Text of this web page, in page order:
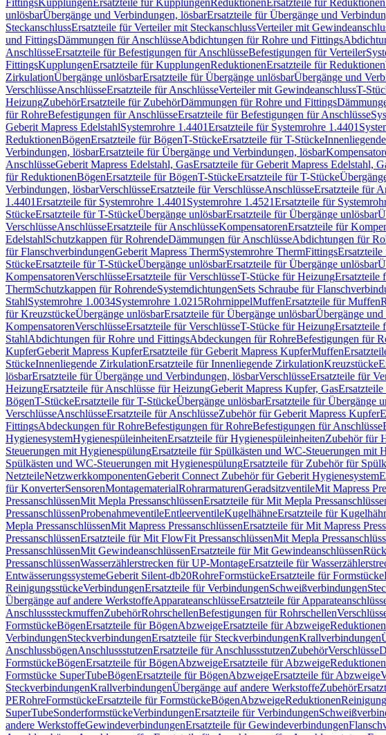
FittingsKupplungenErsatzteile für KupplungenReduktionenErsatzteile für Reduktionen
unlösbarÜbergänge und Verbindungen, lösbarErsatzteile für Übergänge und
SteckanschlussErsatzteile für Verteiler mit SteckanschlussVerteiler mit
und FittingsDämmungen für AnschlüsseAbdichtungen für Rohre und Fittings
AnschlüsseErsatzteile für Befestigungen für AnschlüsseBefestigungen für Verteiler
FittingsKupplungenErsatzteile für KupplungenReduktionenErsatzteile für Reduktionen
ZirkulationÜbergänge unlösbarErsatzteile für Übergänge unlösbarÜbergänge und
VerschlüsseAnschlüsseErsatzteile für AnschlüsseVerteiler mit GewindeanschlussT-
HeizungZubehörErsatzteile für ZubehörDämmungen für Rohre und Fittings
für RohreBefestigungen für AnschlüsseErsatzteile für Befestigungen für Anschlüsse
Geberit Mapress EdelstahlSystemrohre 1.4401Ersatzteile für Systemrohre 1.4401
ReduktionenBögenErsatzteile für BögenT-StückeErsatzteile für T-Stücke
Verbindungen, lösbarErsatzteile für Übergänge und Verbindungen, lösbar
AnschlüsseGeberit Mapress Edelstahl, GasErsatzteile für Geberit Mapress Edelstahl,
für ReduktionenBögenErsatzteile für BögenT-StückeErsatzteile für T-Stücke
Verbindungen, lösbarVerschlüsseErsatzteile für VerschlüsseAnschlüsseErsatzteile für
1.4401Ersatzteile für Systemrohre 1.4401 Systemrohre 1.4521Ersatzteile für
StückeErsatzteile für T-StückeÜbergänge unlösbarErsatzteile für Übergänge unlösbar
VerschlüsseAnschlüsseErsatzteile für AnschlüsseKompensatorenErsatzteile für
EdelstahlSchutzkappen für RohrendeDämmungen für AnschlüsseAbdichtungen für
für FlanschverbindungenGeberit Mapress ThermSystemrohre ThermFittings
StückeErsatzteile für T-StückeÜbergänge unlösbarErsatzteile für Übergänge unlösbar
KompensatorenVerschlüsseErsatzteile für VerschlüsseT-Stücke für HeizungErsatzteile
ThermSchutzkappen für RohrendeSystemdichtungenSets Schraube für
StahlSystemrohre 1.0034Systemrohre 1.0215RohrnippelMuffenErsatzteile für Muffen
für KreuzstückeÜbergänge unlösbarErsatzteile für Übergänge unlösbarÜbergänge
KompensatorenVerschlüsseErsatzteile für VerschlüsseT-Stücke für HeizungErsatzteile
StahlAbdichtungen für Rohre und FittingsAbdeckungen für RohreBefestigungen für
KupferGeberit Mapress KupferErsatzteile für Geberit Mapress KupferMuffen
StückeInnenliegende ZirkulationErsatzteile für Innenliegende ZirkulationKreuzstücke
lösbarErsatzteile für Übergänge und Verbindungen, lösbarVerschlüsseErsatzteile für
HeizungErsatzteile für Anschlüsse für HeizungGeberit Mapress Kupfer, Gas
BögenT-StückeErsatzteile für T-StückeÜbergänge unlösbarErsatzteile für Übergänge
VerschlüsseAnschlüsseErsatzteile für AnschlüsseZubehör für Geberit Mapress Kupfer
FittingsAbdeckungen für RohreBefestigungen für RohreBefestigungen für Anschlüsse
HygienesystemHygienespüleinheitenErsatzteile für HygienespüleinheitenZubehör für
Steuerungen mit HygienespülungErsatzteile für Spülkästen und WC-Steuerungen mit
Spülkästen und WC-Steuerungen mit HygienespülungErsatzteile für Zubehör für
NetzteileNetzwerkkomponentenGeberit Connect Zubehör für Geberit Hygienesystem
für KonverterSensorenMontagematerialRohrarmaturenGeradsitzventileMit Mapress
PressanschlüssenMit Mepla PressanschlüssenErsatzteile für Mit Mepla
PressanschlüssenProbenahmeventileEntleerventileKugelhähneErsatzteile für
Mepla PressanschlüssenMit Mapress PressanschlüssenErsatzteile für Mit Mapress
PressanschlüssenErsatzteile für Mit FlowFit PressanschlüssenMit Mepla
PressanschlüssenMit GewindeanschlüssenErsatzteile für Mit Gewindeanschlüssen
PressanschlüssenWasserzählerstrecken für UP-MontageErsatzteile für
EntwässerungssystemeGeberit Silent-db20RohreFormstückeErsatzteile für Formstücke
ReinigungsstückeVerbindungenErsatzteile für VerbindungenSchweißverbindungen
Übergänge auf andere WerkstoffeApparateanschlüsseErsatzteile für
AnschlusssteckmuffenZubehörRohrschellenBefestigungen für Rohrschellen
FormstückeBögenErsatzteile für BögenAbzweigeErsatzteile für AbzweigeReduktionen
VerbindungenSteckverbindungenErsatzteile für SteckverbindungenKrallverbindungen
AnschlussbögenAnschlussstutzenErsatzteile für AnschlussstutzenZubehörVerschlüsse
FormstückeBögenErsatzteile für BögenAbzweigeErsatzteile für AbzweigeReduktionen
Formstücke SuperTubeBögenErsatzteile für BögenAbzweigeErsatzteile für Abzweige
SteckverbindungenKrallverbindungenÜbergänge auf andere WerkstoffeZubehör
PERohreFormstückeErsatzteile für FormstückeBögenAbzweigeReduktionen
SuperTubeSonderformstückeVerbindungenErsatzteile für Verbindungen
andere WerkstoffeGewindeverbindungenErsatzteile für Gewindeverbindungen